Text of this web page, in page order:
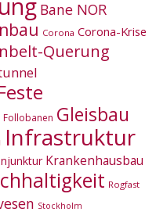
Bane NOR
Corona Corona-Krise
Querung
Follobanen Gleisbau
Infrastruktur
Krankenhausbau
Rogfast
Stockholm